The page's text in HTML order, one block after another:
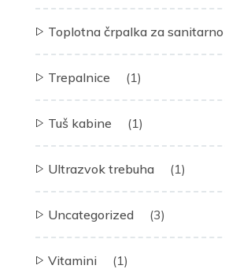
Toplotna črpalka za
Trepalnice (1)
Tuš kabine (1)
Ultrazvok trebuha (1)
Uncategorized (3)
Vitamini (1)